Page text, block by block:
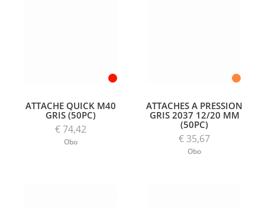
ATTACHE QUICK M40
GRIS (50PC)
€ 74,42
Obo
ATTACHES A PRESSION
GRIS 2037 12/20 MM
(50PC)
€ 35,67
Obo